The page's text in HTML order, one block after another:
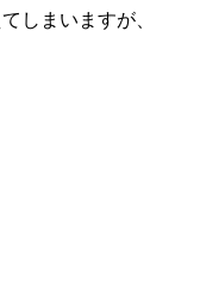
しまいますが、